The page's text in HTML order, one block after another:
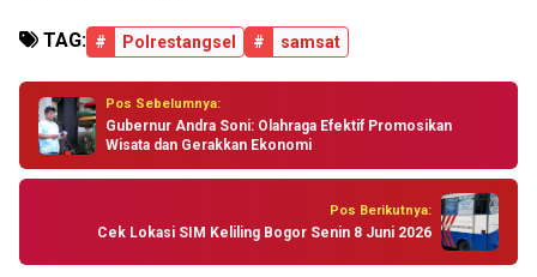
TAG: # Polrestangsel # samsat
Pos Sebelumnya:
Gubernur Andra Soni: Olahraga Efektif Promosikan
Wisata dan Gerakkan Ekonomi
Pos Berikutnya:
Cek Lokasi SIM Keliling Bogor Senin 8 Juni 2026